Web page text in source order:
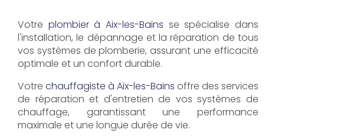
Votre plombier à Aix-les-Bains se spécialise dans
l'installation, le dépannage et la réparation de tous
vos systèmes de plomberie, assurant une efficacité
optimale et un confort durable.
Votre chauffagiste à Aix-les-Bains offre des services
de réparation et d'entretien de vos systèmes de
chauffage, garantissant une performance
maximale et une longue durée de vie.